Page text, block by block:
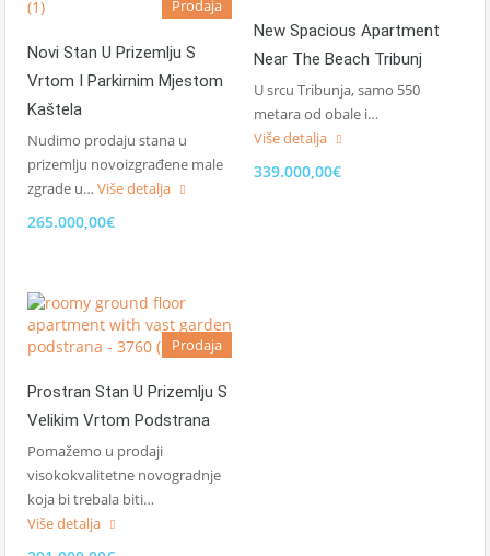
Prodaja
Novi Stan U Prizemlju S
Vrtom I Parkirnim Mjestom
Kaštela
Nudimo prodaju stana u
prizemlju novoizgrađene male
zgrade u… Više detalja
265.000,00€
New Spacious Apartment
Near The Beach Tribunj
U srcu Tribunja, samo 550
metara od obale i…
Više detalja
339.000,00€
Prodaja
Prostran Stan U Prizemlju S
Velikim Vrtom Podstrana
Pomažemo u prodaji
visokokvalitetne novogradnje
koja bi trebala biti…
Više detalja